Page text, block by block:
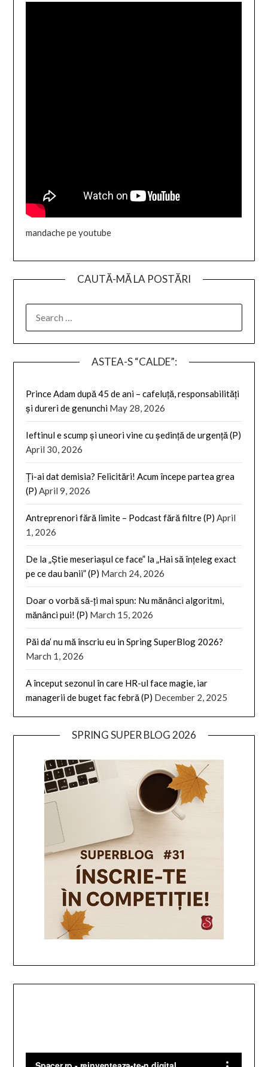
mandache pe youtube
CAUTĂ-MĂ LA POSTĂRI
FOR:
ASTEA-S “CALDE”:
Prince Adam după 45 de ani – cafeluță, responsabilități
și dureri de genunchi May 28, 2026
Ieftinul e scump și uneori vine cu ședință de urgență (P)
April 30, 2026
Ți-ai dat demisia? Felicitări! Acum începe partea grea
(P) April 9, 2026
Antreprenori fără limite – Podcast fără filtre (P) April
1, 2026
De la „Știe meseriașul ce face” la „Hai să înțeleg exact
pe ce dau banii” (P) March 24, 2026
Doar o vorbă să-ți mai spun: Nu mănânci algoritmi,
mănânci pui! (P) March 15, 2026
Păi da’ nu mă înscriu eu in Spring SuperBlog 2026?
March 1, 2026
A început sezonul în care HR-ul face magie, iar
managerii de buget fac febră (P) December 2, 2025
SPRING SUPER BLOG 2026